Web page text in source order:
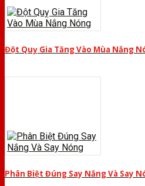
Đột Quỵ Gia Tăng Vào Mùa Nắng
Phân Biệt Đúng Say Nắng Và Say